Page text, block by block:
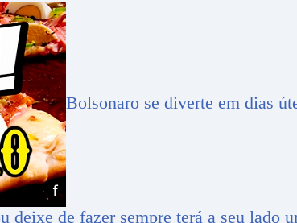
Bolsonaro se diverte em dias
de fazer sempre terá a seu lado